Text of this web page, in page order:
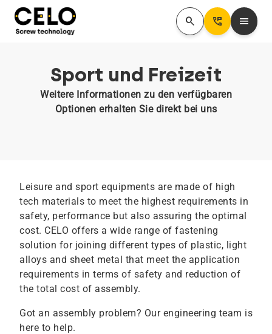
search Perm_Phone_Msg menu
Sport und Freizeit
Weitere Informationen zu den verfügbaren
Optionen erhalten Sie direkt bei uns
Leisure and sport equipments are made of high
tech materials to meet the highest requirements in
safety, performance but also assuring the optimal
cost. CELO offers a wide range of fastening
solution for joining different types of plastic, light
alloys and sheet metal that meet the application
requirements in terms of safety and reduction of
the total cost of assembly.
Got an assembly problem? Our engineering team is
here to help.